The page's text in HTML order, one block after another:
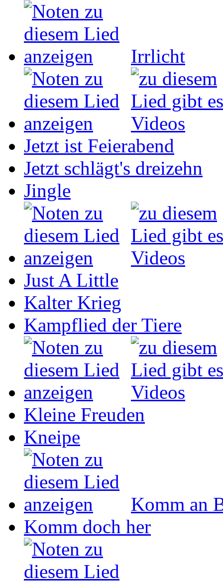
Irrlicht
Jetzt ist Feierabend
Jetzt schlägt's dreizehn
Jingle
Just A Little
Kalter Krieg
Kampflied der Tiere
Kleine Freuden
Kneipe
Komm an
Komm doch her